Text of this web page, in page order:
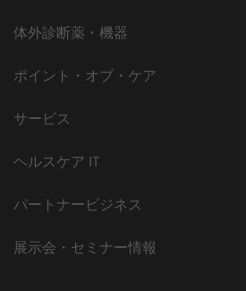
体外診断薬・機器
ポイント・オブ・ケア
サービス
ヘルスケア IT
パートナービジネス
展示会・セミナー情報